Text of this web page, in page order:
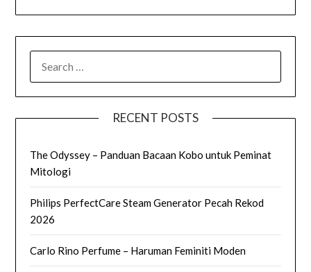
FOR:
RECENT POSTS
The Odyssey – Panduan Bacaan Kobo untuk Peminat
Mitologi
Philips PerfectCare Steam Generator Pecah Rekod
2026
Carlo Rino Perfume – Haruman Feminiti Moden